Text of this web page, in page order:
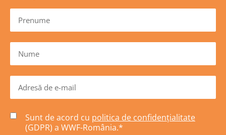
Sunt de acord cu politica de confidențialitate
(GDPR) a WWF-România.*